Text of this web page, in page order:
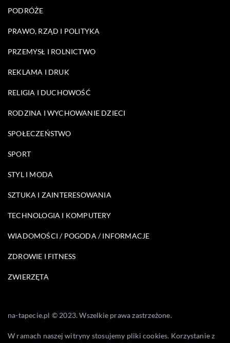
PODRÓŻE
PRAWO, RZĄD I POLITYKA
PRZEMYSŁ I ROLNICTWO
REKLAMA I DRUK
RELIGIA I DUCHOWOŚĆ
RODZINA I WYCHOWANIE DZIECI
SPOŁECZEŃSTWO
SPORT
STYL I MODA
SZTUKA I ZAINTERESOWANIA
TECHNOLOGIA I KOMPUTERY
WIADOMOŚCI / POGODA / INFORMACJE
ZDROWIE I FITNESS
ZWIERZĘTA
na-tapecie.pl © 2023. Wszelkie prawa zastrzeżone.
W ramach naszej witryny stosujemy pliki cookies. Korzystanie z